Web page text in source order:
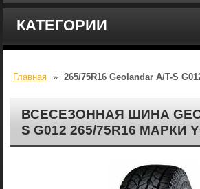
КАТЕГОРИИ
Главная » 265/75R16 Geolandar A/T-S
ВСЕСЕЗОННАЯ ШИНА
S G012 265/75R16 МАРКИ